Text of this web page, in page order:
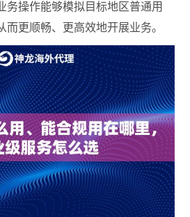
务操作能够模拟目标地区普通用
而更顺畅、更高效地开展业务。